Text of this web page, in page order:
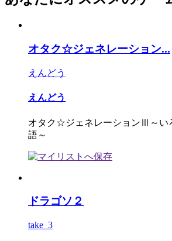
オタク☆ジェネレーション...
えんどう
えんどう
オタク☆ジェネレーションⅢ～い
語～
ドラゴソ２
take_3